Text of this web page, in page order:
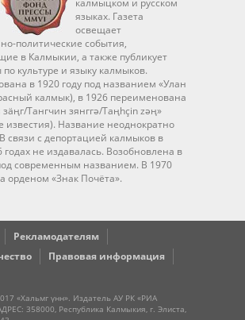
калмыцком и русском
языках. Газета
освещает
политические события,
в Калмыкии, а также публикует
культуре и языку калмыков.
в 1920 году под названием «Улан
калмык), в 1926 переименована
зäңг/Тангчин зянггә/Taңhçin zәң»
известия). Название неоднократно
связи с депортацией калмыков в
не издавалась. Возобновлена в
современным названием. В 1970
орденом «Знак Почёта».
Рекламодателям
Правовая информация
«Хальмг үнн». Издатель АУ РК «РИА
358000, Республика Калмыкия, г. Элиста,